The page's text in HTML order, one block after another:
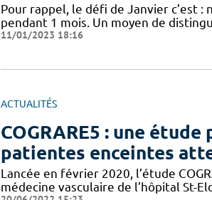
Pour rappel, le défi de Janvier c’est :
pendant 1 mois. Un moyen de
11/01/2023 18:16
ACTUALITÉS
COGRARE5 : une
patientes enceintes
Lancée en février 2020, l’étude
médecine vasculaire de l’hôpital St-